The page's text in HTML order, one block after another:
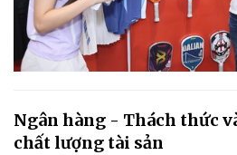
Ngân hàng - Thách thức
chất lượng tài sản